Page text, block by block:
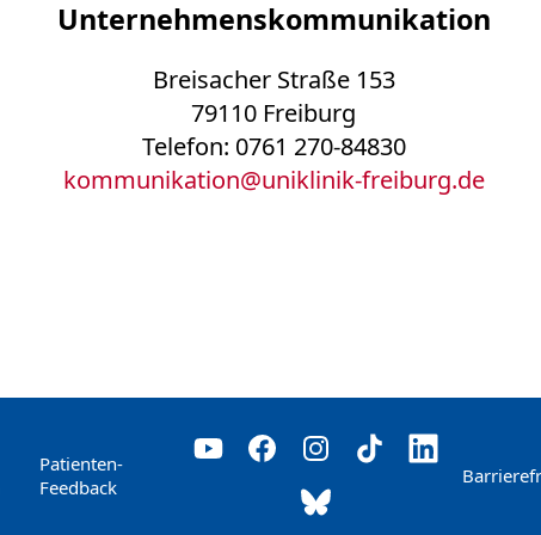
Unternehmenskommunikation
Breisacher Straße 153
79110 Freiburg
Telefon: 0761 270-84830
kommunikation@uniklinik-freiburg.de
Patienten-
Feedback